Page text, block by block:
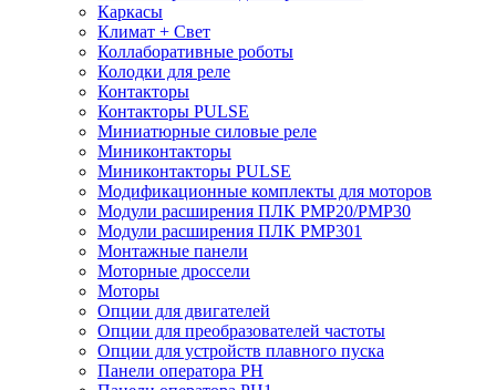
Каркасы
Климат + Свет
Коллаборативные роботы
Колодки для реле
Контакторы
Контакторы PULSE
Миниатюрные силовые реле
Миниконтакторы
Миниконтакторы PULSE
Модификационные комплекты для моторов
Модули расширения ПЛК PMP20/PMP30
Модули расширения ПЛК PMP301
Монтажные панели
Моторные дроссели
Моторы
Опции для двигателей
Опции для преобразователей частоты
Опции для устройств плавного пуска
Панели оператора PH